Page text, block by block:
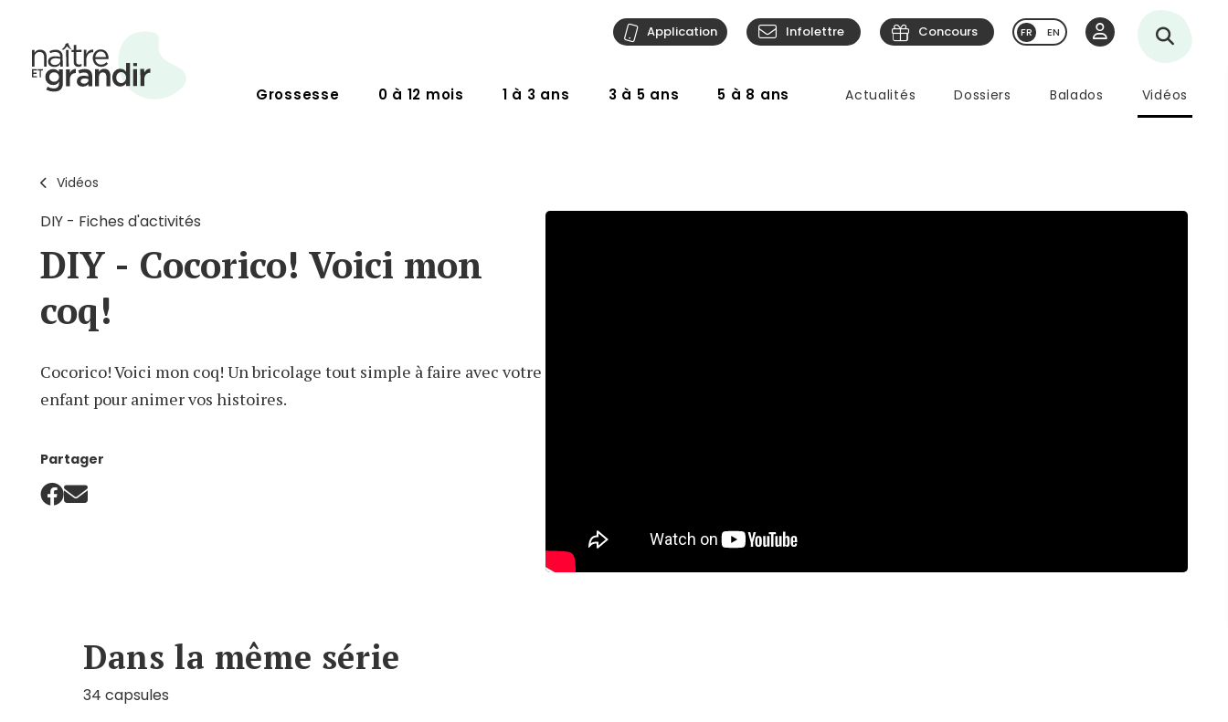
Grossesse 0 à 12 mois 1 à 3 ans 3 à 5 ans 5 à 8 ans Actualités Dossiers Balados Vidéos
Application Infolettre Concours EN
Vidéos
DIY - Fiches d'activités
DIY - Cocorico! Voici mon
coq!
Cocorico! Voici mon coq! Un bricolage tout simple à faire avec votre
enfant pour animer vos histoires.
Partager
Dans la même série
34 capsules